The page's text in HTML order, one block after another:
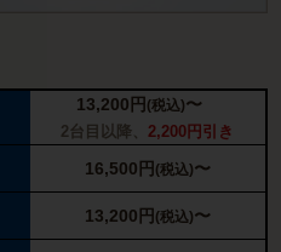
13,200 円 (税込)〜
2台目以降、 2,200円引き
16,500 円 (税込)〜
13,200 円 (税込)〜